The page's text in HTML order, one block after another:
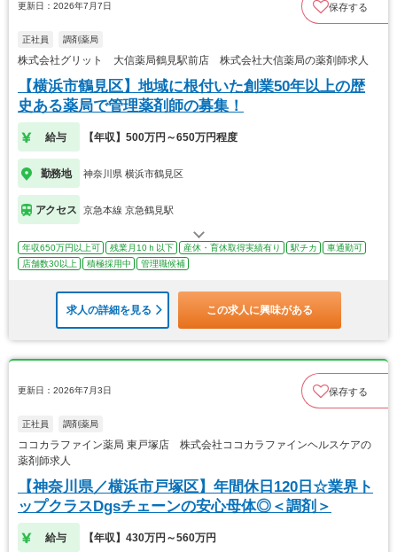
更新日：2026年7月7日 保存する
正社員 調剤薬局
株式会社グリット 大信薬局鶴見駅前店 株式会社大信薬局の薬剤師求人
【横浜市鶴見区】地域に根付いた創業50年以上の歴
史ある薬局で管理薬剤師の募集！
給与 【年収】500万円～650万円程度
勤務地 神奈川県 横浜市鶴見区
アクセス 京急本線 京急鶴見駅
年収650万円以上可 残業月10ｈ以下 産休・育休取得実績有り 駅チカ
車通勤可
店舗数30以上
積極採用中 管理職候補
求人の詳細を見る この求人に興味がある
更新日：2026年7月3日 保存する
正社員 調剤薬局
ココカラファイン薬局 東戸塚店 株式会社ココカラファインヘルスケアの
薬剤師求人
【神奈川県／横浜市戸塚区】年間休日120日☆業界ト
ップクラスDgsチェーンの安心母体◎＜調剤＞
給与 【年収】430万円～560万円